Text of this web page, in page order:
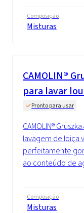
Composição
Misturas
CAMOLIN®
para lavar
Pronto para usar
CAMOLIN®
lavagem de loiça
perfeitamente
ao conteúdo de
Composição
Misturas